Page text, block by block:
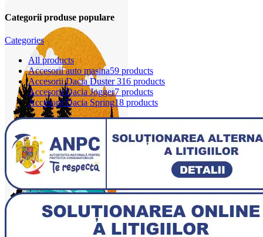
Categorii produse populare
Categories
All products
Accesorii auto masina59 products
Accesorii Dacia Duster 316 products
Accesorii Dacia Jogger7 products
Accesorii Dacia Spring18 products